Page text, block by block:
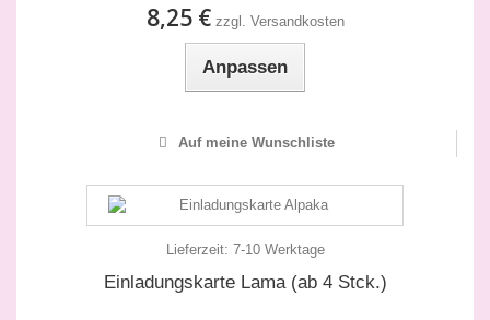
8,25 € zzgl. Versandkosten
Anpassen
Auf meine Wunschliste
Lieferzeit: 7-10 Werktage
Einladungskarte Lama (ab 4 Stck.)